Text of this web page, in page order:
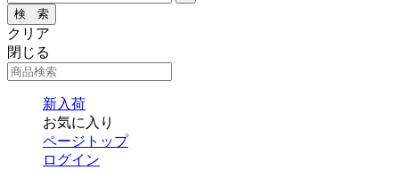
クリア
閉じる
新入荷
お気に入り
ページトップ
ログイン